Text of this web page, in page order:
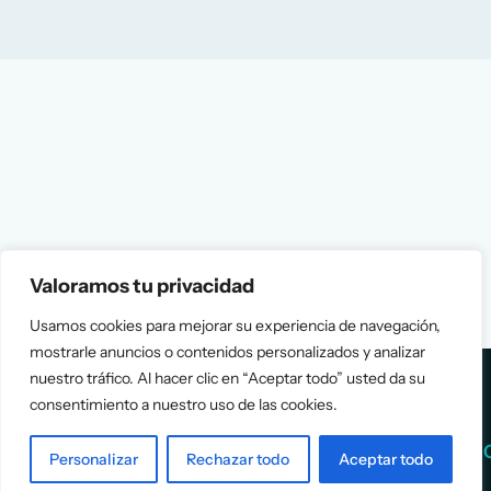
Valoramos tu privacidad
Usamos cookies para mejorar su experiencia de navegación,
mostrarle anuncios o contenidos personalizados y analizar
nuestro tráfico. Al hacer clic en “Aceptar todo” usted da su
consentimiento a nuestro uso de las cookies.
Personalizar Rechazar todo Aceptar todo
Services Info